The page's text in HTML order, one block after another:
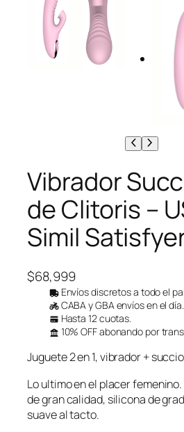
Vibrador
de Clitoris –
Simil
$68,999
Envíos discretos a todo el
CABA y GBA envíos en el día.
Hasta 12 cuotas.
10% OFF abonando por
Juguete 2 en 1, vibrador +
Lo ultimo en el placer
de gran calidad, silicona de
suave al tacto.